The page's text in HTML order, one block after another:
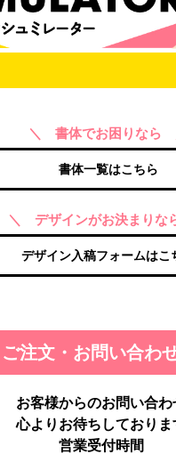
＼ 書体でお困りなら
書体一覧はこちら
＼ デザインがお決まり
デザイン入稿フォームはこ
ご注文・お問い合わ
お客様からのお問い合わ
心よりお待ちしておりま
営業受付時間